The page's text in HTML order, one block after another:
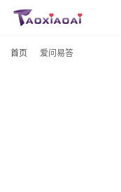
首页 爱问易答